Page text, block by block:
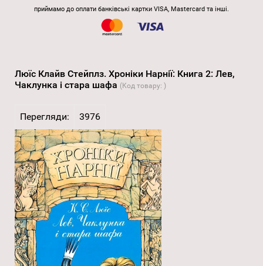
приймамо до оплати банківські картки VISA, Mastercard та інші.
Люїс Клайв Стейплз. Хроніки Нарнії: Книга 2: Лев,
Чаклунка і стара шафа (Код товару: )
Перегляди: 3976